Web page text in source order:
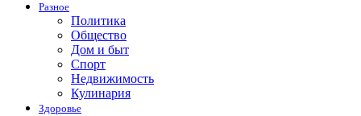
Разное
Политика
Общество
Дом и быт
Спорт
Недвижимость
Кулинария
Здоровье